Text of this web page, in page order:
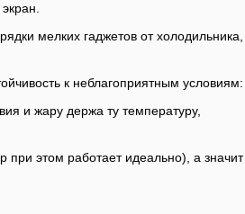
мелких гаджетов от холодильника,
к неблагоприятным условиям:
и жару держа ту температуру,
при этом работает идеально), а значит